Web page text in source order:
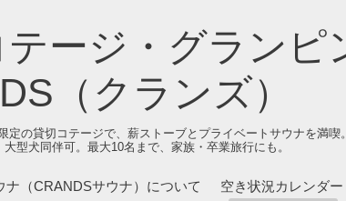
ージ・グランピ
（クランズ）
の貸切コテージで、薪ストーブとプライベートサウナを満喫
型犬同伴可。最大10名まで、家族・卒業旅行にも。
ナ（CRANDSサウナ）について 空き状況カレンダー